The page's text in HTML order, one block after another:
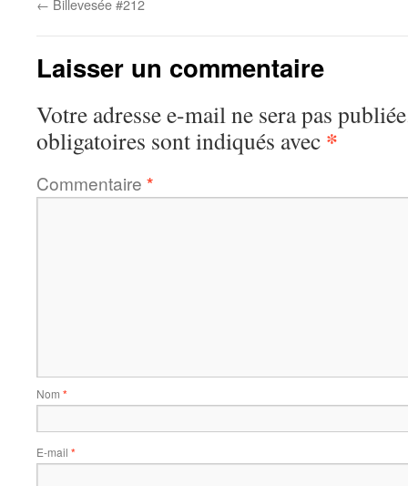
← Billevesée #212
Laisser un commentaire
Votre adresse e-mail ne sera pas
obligatoires sont indiqués avec *
Commentaire *
Nom *
E-mail *